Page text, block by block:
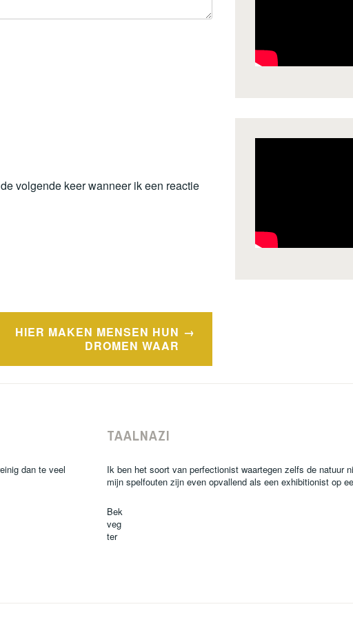
volgende keer wanneer ik een reactie
HIER MAKEN MENSEN HUN
DROMEN WAAR
dan te veel
TAALNAZI
Ik ben het soort van perfectionist waartegen zelfs de natuur
mijn spelfouten zijn even opvallend als een exhibitionist op
Bek
veg
ter